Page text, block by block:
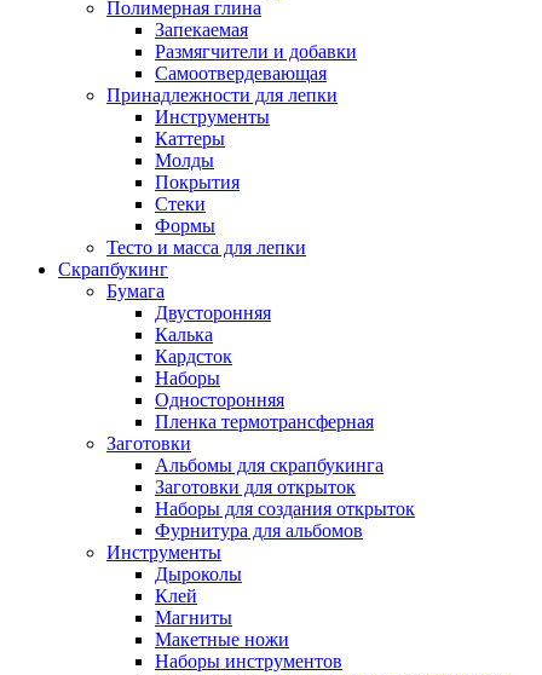
Полимерная глина
Запекаемая
Размягчители и добавки
Самоотвердевающая
Принадлежности для лепки
Инструменты
Каттеры
Молды
Покрытия
Стеки
Формы
Тесто и масса для лепки
Скрапбукинг
Бумага
Двусторонняя
Калька
Кардсток
Наборы
Односторонняя
Пленка термотрансферная
Заготовки
Альбомы для скрапбукинга
Заготовки для открыток
Наборы для создания открыток
Фурнитура для альбомов
Инструменты
Дыроколы
Клей
Магниты
Макетные ножи
Наборы инструментов